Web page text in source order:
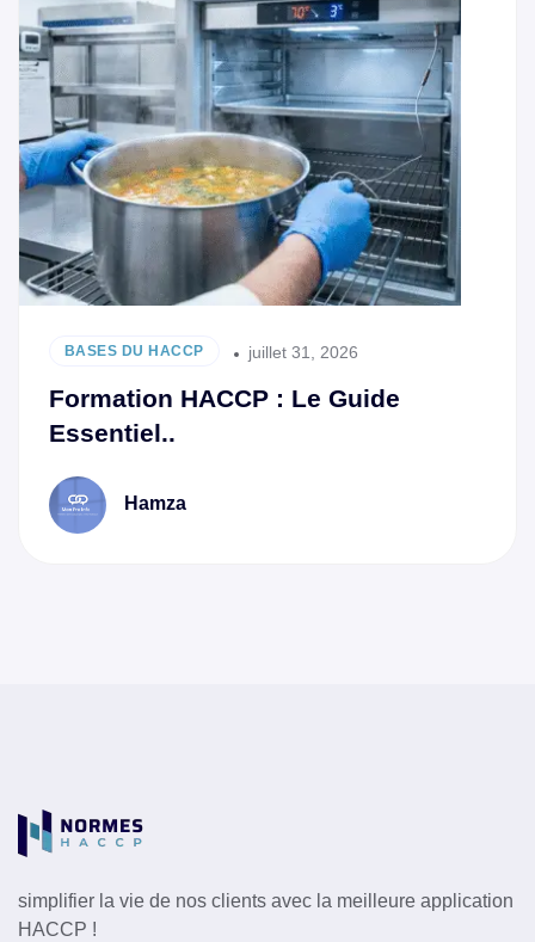
BASES DU HACCP juillet 31, 2026
Formation HACCP : Le Guide
Essentiel..
Hamza
simplifier la vie de nos clients avec la meilleure application
HACCP !